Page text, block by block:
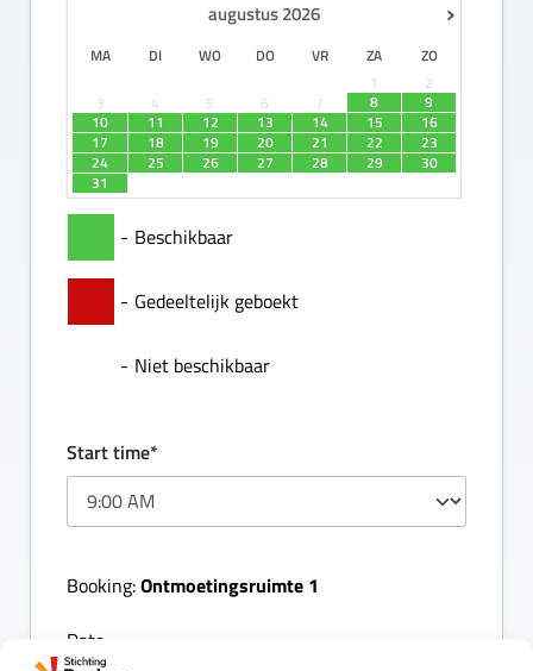
›
augustus2026
MA DI WO DO VR ZA ZO
1
2
3
4 5 6 7 8
9
10
11 12 13 14 15
16
17
18 19 20 21 22
23
24
25 26 27 28 29
30
31
- Beschikbaar
- Gedeeltelijk geboekt
- Niet beschikbaar
Start time*
Booking:Ontmoetingsruimte 1
Date: